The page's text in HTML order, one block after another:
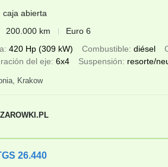
caja abierta
200.000 km
Euro 6
420 Hp (309 kW) Combustible diésel
del eje 6x4 Suspensión resorte/
Krakow
26.440